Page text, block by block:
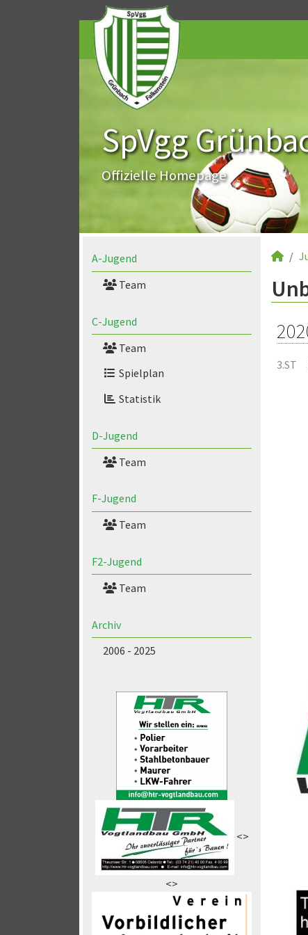
SpVgg
Offizielle Homepage
A-Jugend
Team
C-Jugend
Team
Spielplan
Statistik
D-Jugend
Team
F-Jugend
Team
F2-Jugend
Team
Archiv
2006 - 2025
<>
<>
3.ST